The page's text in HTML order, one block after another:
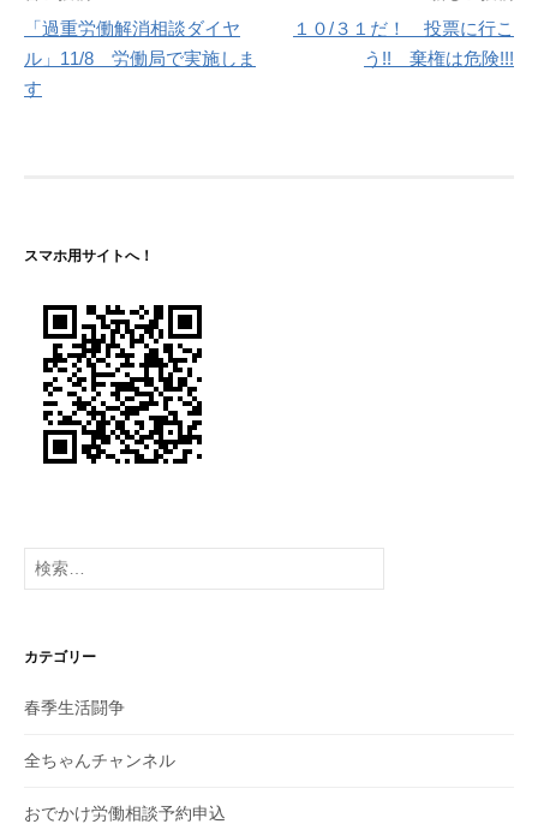
稿
ナ
シ
ョ
ン
「過重労働解消相談ダイヤ
ル」11/8 労働局で実施しま
す
１０/３１だ！ 投票に行こ
う!! 棄権は危険!!!
スマホ用サイトへ！
検
索:
カテゴリー
春季生活闘争
全ちゃんチャンネル
おでかけ労働相談予約申込